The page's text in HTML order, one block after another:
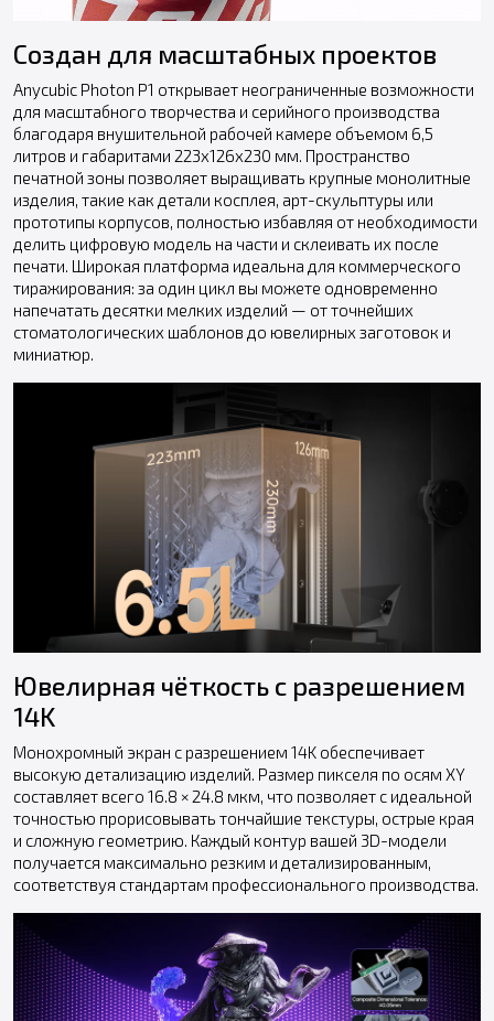
Создан для масштабных проектов
Anycubic Photon P1 открывает неограниченные возможности
для масштабного творчества и серийного производства
благодаря внушительной рабочей камере объемом 6,5
литров и габаритами 223x126x230 мм. Пространство
печатной зоны позволяет выращивать крупные монолитные
изделия, такие как детали косплея, арт-скульптуры или
прототипы корпусов, полностью избавляя от необходимости
делить цифровую модель на части и склеивать их после
печати. Широкая платформа идеальна для коммерческого
тиражирования: за один цикл вы можете одновременно
напечатать десятки мелких изделий — от точнейших
стоматологических шаблонов до ювелирных заготовок и
миниатюр.
Ювелирная чёткость с разрешением
14K
Монохромный экран с разрешением 14K обеспечивает
высокую детализацию изделий. Размер пикселя по осям XY
составляет всего 16.8 × 24.8 мкм, что позволяет с идеальной
точностью прорисовывать тончайшие текстуры, острые края
и сложную геометрию. Каждый контур вашей 3D-модели
получается максимально резким и детализированным,
соответствуя стандартам профессионального производства.